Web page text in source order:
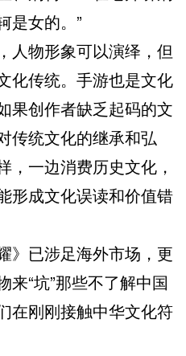
是女的。”
物形象可以演绎，但
化传统。手游也是文化
果创作者缺乏起码的文
传统文化的继承和弘
，一边消费历史文化，
形成文化误读和价值错
已涉足海外市场，更
“坑”那些不了解中国
在刚刚接触中华文化符